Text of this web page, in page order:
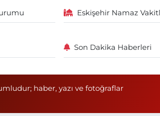
Eskişehir Namaz
Son Dakika Haberleri
haber, yazı ve fotoğraflar